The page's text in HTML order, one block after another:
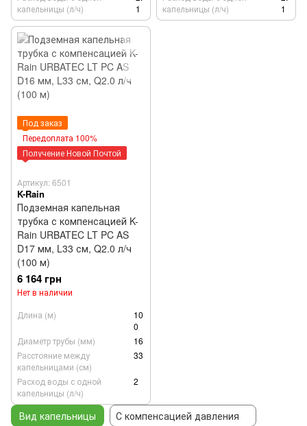
капельницы (л/ч)
1
капельницы (л/ч)
1
Под заказ
Передоплата 100%
Получение Новой Почтой
Артикул: 6501
K-Rain
Подземная капельная
трубка с компенсацией K-
Rain URBATEC LT PC AS
D17 мм, L33 см, Q2.0 л/ч
(100 м)
6 164 грн
Нет в наличии
Длина (м)
10
0
Диаметр трубы (мм)
16
Расстояние между
капельницами (см)
33
Расход воды с одной
капельницы (л/ч)
2
Вид капельницы С компенсацией давления